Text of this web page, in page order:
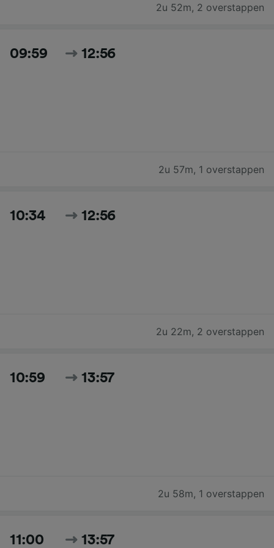
2u 52m, 2 overstappen
09:59 12:56
2u 57m, 1 overstappen
10:34 12:56
2u 22m, 2 overstappen
10:59 13:57
2u 58m, 1 overstappen
11:00 13:57